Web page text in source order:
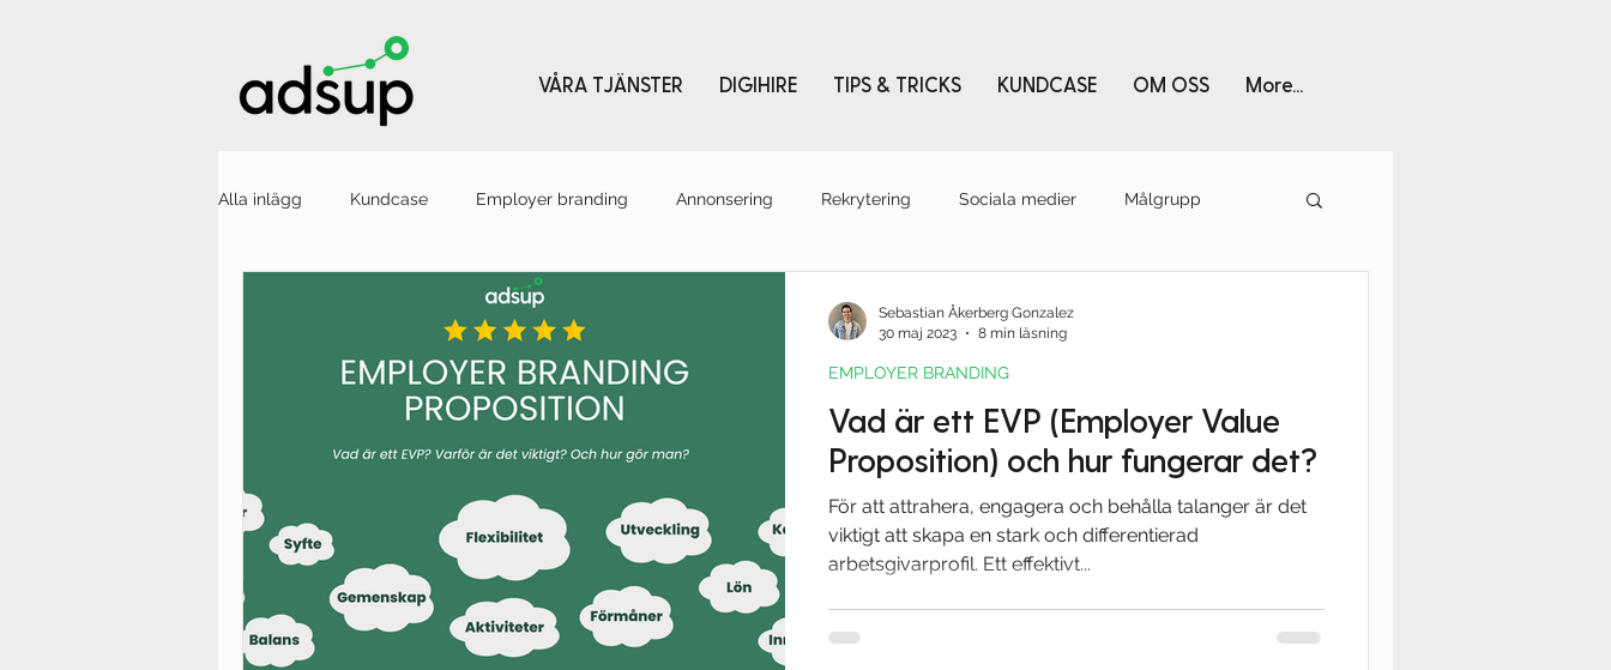
VÅRA TJÄNSTER DIGIHIRE TIPS & TRICKS KUNDCASE OM OSS More...
Alla inlägg Kundcase Employer branding Annonsering Rekrytering Sociala medier Målgrupp
Nyheter
Vad är ett EVP (Employer Value
Proposition) och hur fungerar det?
För att attrahera, engagera och behålla talanger är det
viktigt att skapa en stark och differentierad
arbetsgivarprofil. Ett effektivt...
EMPLOYER BRANDING
Sebastian Åkerberg Gonzalez
30 maj 2023
8 min läsning